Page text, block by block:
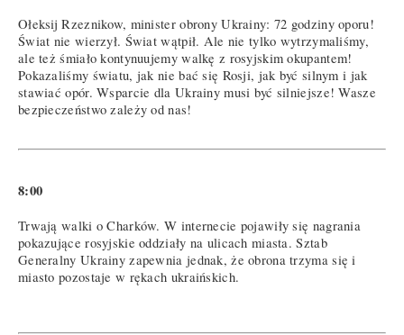
Ołeksij Rzeznikow, minister obrony Ukrainy: 72 godziny oporu!
Świat nie wierzył. Świat wątpił. Ale nie tylko wytrzymaliśmy,
ale też śmiało kontynuujemy walkę z rosyjskim okupantem!
Pokazaliśmy światu, jak nie bać się Rosji, jak być silnym i jak
stawiać opór. Wsparcie dla Ukrainy musi być silniejsze! Wasze
bezpieczeństwo zależy od nas!
8:00
Trwają walki o Charków. W internecie pojawiły się nagrania
pokazujące rosyjskie oddziały na ulicach miasta. Sztab
Generalny Ukrainy zapewnia jednak, że obrona trzyma się i
miasto pozostaje w rękach ukraińskich.